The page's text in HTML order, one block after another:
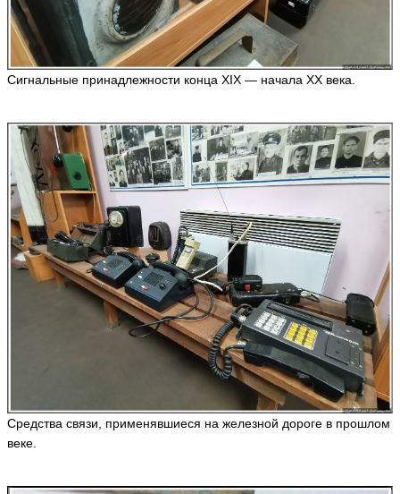
Сигнальные принадлежности конца XIX — начала XX века.
Средства связи, применявшиеся на железной дороге в прошлом
веке.